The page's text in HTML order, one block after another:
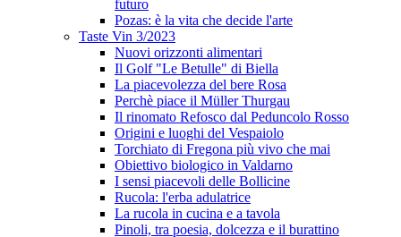
futuro
Pozas: è la vita che decide l'arte
Taste Vin 3/2023
Nuovi orizzonti alimentari
Il Golf "Le Betulle" di Biella
La piacevolezza del bere Rosa
Perchè piace il Müller Thurgau
Il rinomato Refosco dal Peduncolo Rosso
Origini e luoghi del Vespaiolo
Torchiato di Fregona più vivo che mai
Obiettivo biologico in Valdarno
I sensi piacevoli delle Bollicine
Rucola: l'erba adulatrice
La rucola in cucina e a tavola
Pinoli, tra poesia, dolcezza e il burattino